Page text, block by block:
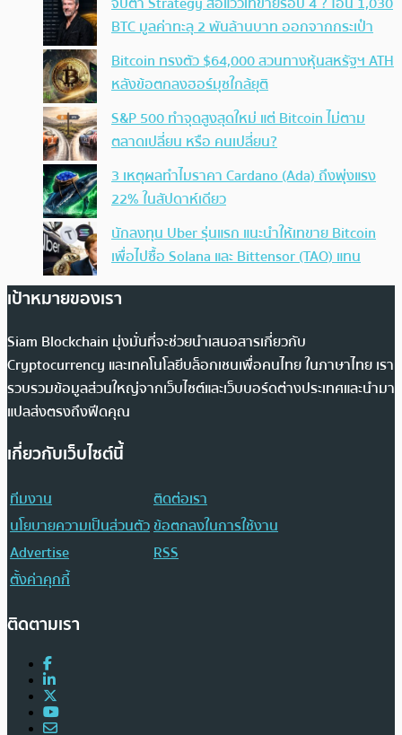
BTC มูลค่าทะลุ 2 พันล้านบาท ออกจากกระเป๋า
Bitcoin ทรงตัว $64,000 สวนทางหุ้นสหรัฐฯ ATH
หลังข้อตกลงฮอร์มุซใกล้ยุติ
S&P 500 ทำจุดสูงสุดใหม่ แต่ Bitcoin ไม่ตาม
ตลาดเปลี่ยน หรือ คนเปลี่ยน?
3 เหตุผลทำไมราคา Cardano (Ada) ถึงพุ่งแรง
22% ในสัปดาห์เดียว
นักลงทุน Uber รุ่นแรก แนะนำให้เทขาย Bitcoin
เพื่อไปซื้อ Solana และ Bittensor (TAO) แทน
เป้าหมายของเรา
Siam Blockchain มุ่งมั่นที่จะช่วยนำเสนอสารเกี่ยวกับ
Cryptocurrency และเทคโนโลยีบล็อกเชนเพื่อคนไทย ในภาษาไทย เรา
รวบรวมข้อมูลส่วนใหญ่จากเว็บไซต์และเว็บบอร์ดต่างประเทศและนำมา
แปลส่งตรงถึงฟีดคุณ
เกี่ยวกับเว็บไซต์นี้
ทีมงาน
ติดต่อเรา
นโยบายความเป็นส่วนตัวข้อตกลงในการใช้งาน
Advertise
RSS
ตั้งค่าคุกกี้
ติดตามเรา